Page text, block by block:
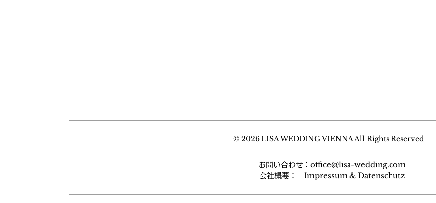
©︎ 2026 LISA WEDDING VIENNA All Rights Reserved
​お問い合わせ： office@lisa-wedding.com
会社概要： Impressum & ​Datenschutz